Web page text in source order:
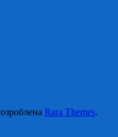
Rara Themes.